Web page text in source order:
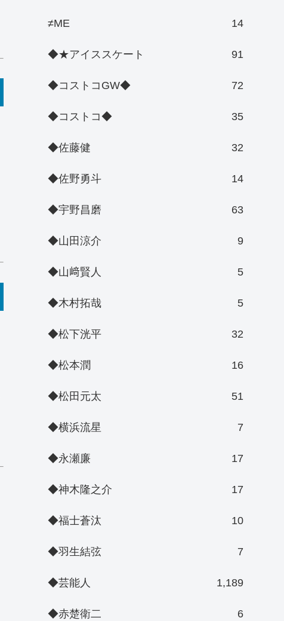
≠ME 14
◆★アイススケート 91
◆コストコGW◆ 72
◆コストコ◆ 35
◆佐藤健 32
◆佐野勇斗 14
◆宇野昌磨 63
◆山田涼介 9
◆山﨑賢人 5
◆木村拓哉 5
◆松下洸平 32
◆松本潤 16
◆松田元太 51
◆横浜流星 7
◆永瀬廉 17
◆神木隆之介 17
◆福士蒼汰 10
◆羽生結弦 7
◆芸能人 1,189
◆赤楚衛二 6